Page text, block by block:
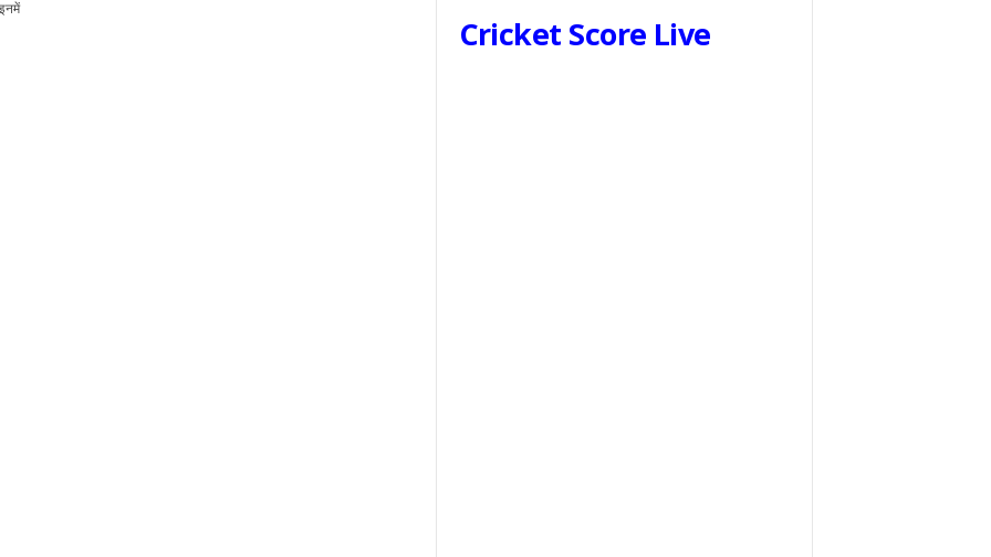
Cricket Score Live